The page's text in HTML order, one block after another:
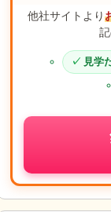
他社サイトより
見学